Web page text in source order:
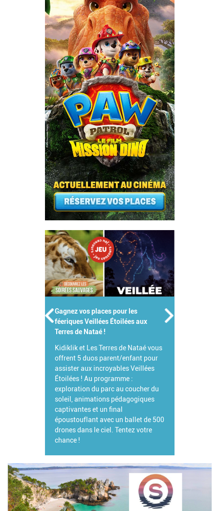
Gagnez vos places pour les
féeriques Veillées Étoilées aux
Terres de Nataé !
Kidiklik et Les Terres de Nataé vous
offrent 5 duos parent/enfant pour
assister aux incroyables Veillées
Étoilées ! Au programme :
exploration du parc au coucher du
soleil, animations pédagogiques
captivantes et un final
époustouflant avec un ballet de 500
drones dans le ciel. Tentez votre
chance !